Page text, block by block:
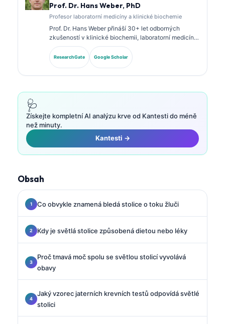
Prof. Dr. Hans Weber, PhD
Profesor laboratorní medicíny a klinické biochemie
Prof. Dr. Hans Weber přináší 30+ let odborných
zkušeností v klinické biochemii, laboratorní medicíně
a výzkumu biomarkerů. Bývalý prezident Německé
společnosti pro klinickou chemii, specializuje se na
analýzu diagnostických panelů, standardizaci
ResearchGate Google Scholar
🩺
Získejte kompletní AI analýzu krve od Kantesti do méně
než minuty.
Kantesti →
Obsah
Co obvykle znamená bledá stolice o toku žluči
Kdy je světlá stolice způsobená dietou nebo léky
Proč tmavá moč spolu se světlou stolicí vyvolává
obavy
Jaký vzorec jaterních krevních testů odpovídá světlé
stolici